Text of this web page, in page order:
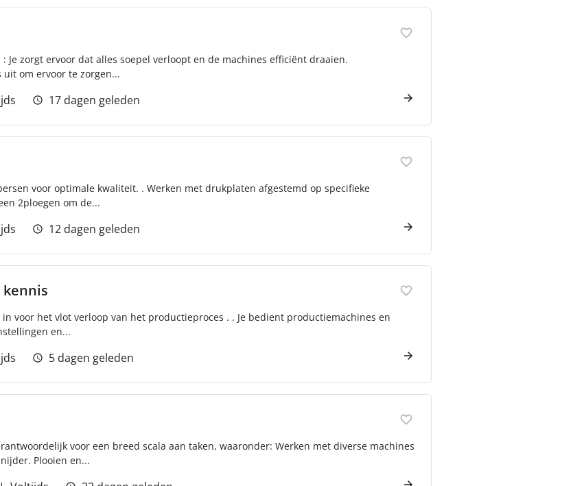
Je zorgt ervoor dat alles soepel verloopt en de machines efficiënt draaien.
uit om ervoor te zorgen...
17 dagen geleden
voor optimale kwaliteit. . Werken met drukplaten afgestemd op specifieke
2ploegen om de...
12 dagen geleden
voor het vlot verloop van het productieproces . . Je bedient productiemachines en
en...
5 dagen geleden
voor een breed scala aan taken, waaronder: Werken met diverse machines
Plooien en...